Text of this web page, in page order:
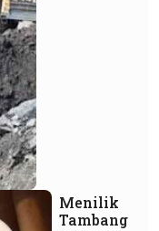
Menilik
Tambang